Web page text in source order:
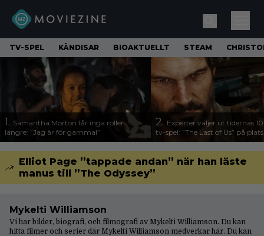
TV-SPEL KÄNDISAR BIOAKTUELLT STEAM
1. Samantha Morton får inga roller
längre: ”Jag är för gammal”
2. Experter väljer ut tidernas
tv-spel: ”The Last of Us” på
Elliot Page ”tappade andan” när han läste
manus till ”The Odyssey”
Mykelti Williamson
Vi har bilder, biografi, och filmografi av Mykelti Williamson. Du kan
hitta filmer och serier där Mykelti Williamson medverkar här. Du kan